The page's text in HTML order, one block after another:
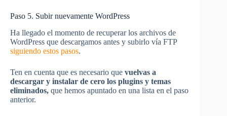
Paso 5. Subir nuevamente WordPress
Ha llegado el momento de recuperar los archivos de
WordPress que descargamos antes y subirlo vía FTP
siguiendo estos pasos.
Ten en cuenta que es necesario que vuelvas a
descargar y instalar de cero los plugins y temas
eliminados, que hemos apuntado en una lista en el paso
anterior.